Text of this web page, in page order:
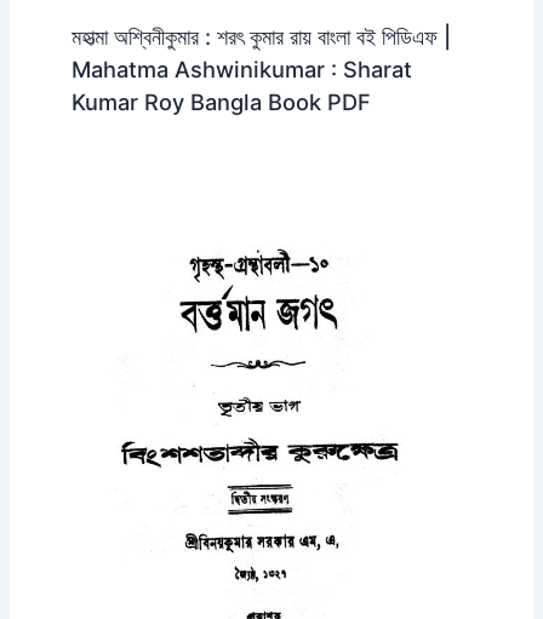
মহাত্মা অশ্বিনীকুমার : শরৎ কুমার রায় বাংলা বই পিডিএফ |
Mahatma Ashwinikumar : Sharat
Kumar Roy Bangla Book PDF